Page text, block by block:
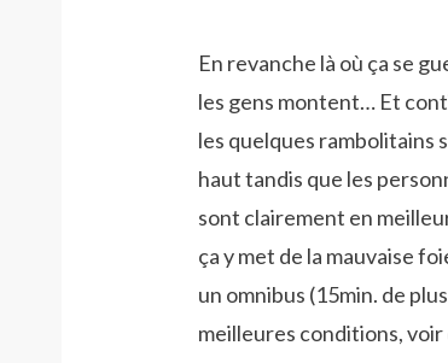
En revanche là où ça se
les gens montent… Et
les quelques rambolitains
haut tandis que les
sont clairement en
ça y met de la mauvaise
un omnibus (15min. de
meilleures conditions,